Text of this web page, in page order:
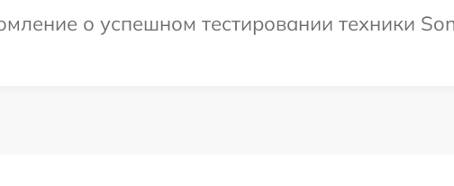
о успешном тестировании техники